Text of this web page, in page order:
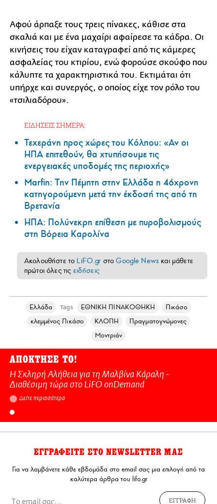
Αφού άρπαξε τους τρεις πίνακες, κάθισε στα
σκαλιά και με ένα μαχαίρι αφαίρεσε τα κάδρα. Οι
κινήσεις του είχαν καταγραφεί από τις κάμερες
ασφαλείας του κτιρίου, ενώ φορούσε σκούφο που
κάλυπτε τα χαρακτηριστικά του. Εκτιμάται ότι
υπήρχε και συνεργός, ο οποίος είχε τον ρόλο του
«τσιλιαδόρου».
ΕΙΔΗΣΕΙΣ ΣΗΜΕΡΑ:
Τεχεράνη προς χώρες του Κόλπου: «Αν οι
ΗΠΑ επιτεθούν, θα χτυπήσουμε τις
ενεργειακές υποδομές της περιοχής»
Marfin: Την Πέμπτη στην Ελλάδα η 46χρονη
κατηγορούμενη μετά την έκδοσή της από τη
Βρετανία
ΗΠΑ: Πολύνεκρη επίθεση με πυροβολισμούς
στη Βόρεια Καρολίνα
Ακολουθήστε το LiFO.gr στοGoogle News και μάθετε
πρώτοι όλες τις ειδήσεις
Ελλάδα Tags ΕΘΝΙΚΗ ΠΙΝΑΚΟΘΗΚΗ
Πικάσο
κλεμμένος Πικάσο
ΚΛΟΠΗ
Πραγματογνώμονες
Μοντριάν
ΑΠΟΚΤΗΣΕ ΤΟ!
Η Σκληρή Αλήθεια για τη Μαλβίνα Κάραλη -
Διαθέσιμη τώρα στo LiFO onDemand
Δείτε περισσότερα
ΕΓΓΡΑΦΕΙΤΕ ΣΤΟ NEWSLETTER ΜΑΣ
Για να λαμβάνετε κάθε εβδομάδα στο email σας μια επιλογή από τα
καλύτερα άρθρα του lifo.gr
ΕΓΓΡΑΦΗ